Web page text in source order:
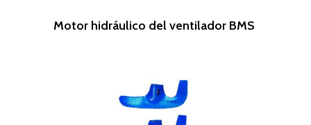
Leer Más
Motor hidráulico del ventilador BMS